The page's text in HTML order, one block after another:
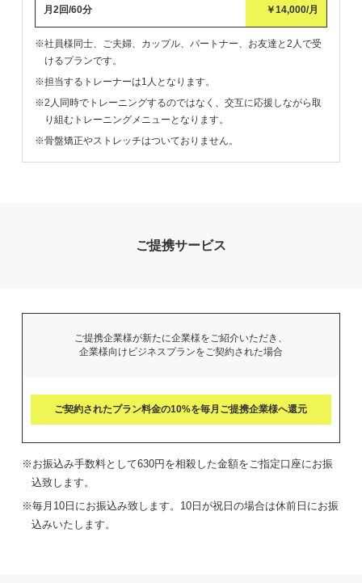
月2回/60分 ￥14,000/月
※社員様同士、ご夫婦、カップル、パートナー、お友達と2人で受
けるプランです。
※担当するトレーナーは1人となります。
※2人同時でトレーニングするのではなく、交互に応援しながら取
り組むトレーニングメニューとなります。
※骨盤矯正やストレッチはついておりません。
ご提携サービス
ご提携企業様が新たに企業様をご紹介いただき、
企業様向けビジネスプランをご契約された場合
ご契約されたプラン料金の10%を毎月ご提携企業様へ還元
※お振込み手数料として630円を相殺した金額をご指定口座にお振
込致します。
※毎月10日にお振込み致します。10日が祝日の場合は休前日にお振
込みいたします。